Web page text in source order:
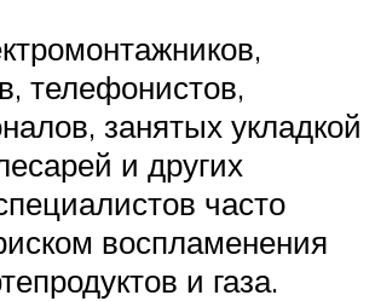
телефонистов,
занятых укладкой
и других
часто
воспламенения
и газа.